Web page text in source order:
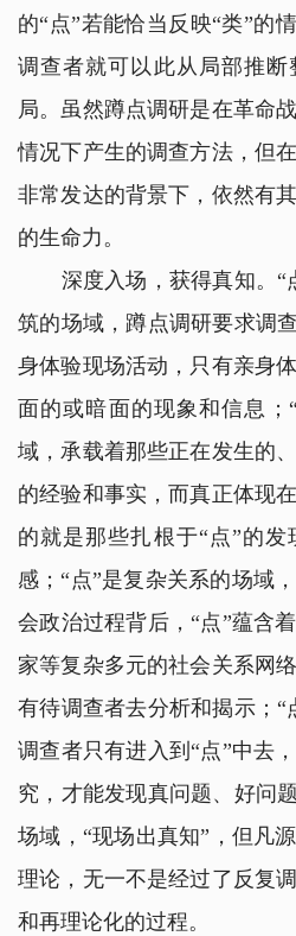
的“点”若能恰当反映“类”的
调查者就可以此从局部推断
局。虽然蹲点调研是在革命
情况下产生的调查方法，但
非常发达的背景下，依然有
的生命力。
深度入场，获得真知。“
筑的场域，蹲点调研要求调
身体验现场活动，只有亲身
面的或暗面的现象和信息；
域，承载着那些正在发生的
的经验和事实，而真正体现
的就是那些扎根于“点”的
感；“点”是复杂关系的场域
会政治过程背后，“点”蕴含
家等复杂多元的社会关系网
有待调查者去分析和揭示；“
调查者只有进入到“点”中去
究，才能发现真问题、好问
场域，“现场出真知”，但凡
理论，无一不是经过了反复
和再理论化的过程。